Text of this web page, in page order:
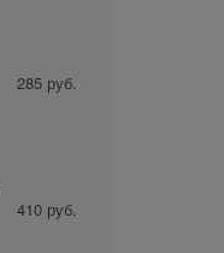
285 руб.
410 руб.